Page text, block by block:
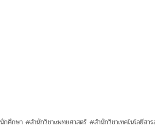
า #สำนักวิชาแพทยศาสตร์ #สำนักวิชาเทคโนโลยีสาร